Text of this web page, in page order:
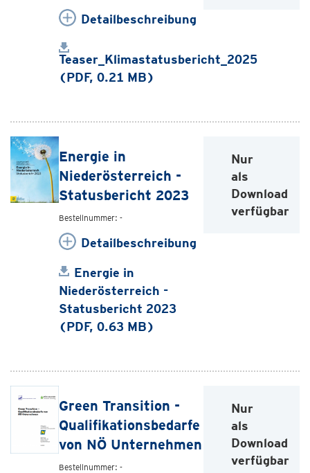
Detailbeschreibung
Teaser_Klimastatusbericht_2025
(PDF, 0.21 MB)
Energie in
Niederösterreich -
Statusbericht 2023
Bestellnummer: -
Detailbeschreibung
Energie in
Niederösterreich -
Statusbericht 2023
(PDF, 0.63 MB)
Nur
als
Download
verfügbar
Green Transition -
Qualifikationsbedarfe
von NÖ Unternehmen
Bestellnummer: -
Nur
als
Download
verfügbar